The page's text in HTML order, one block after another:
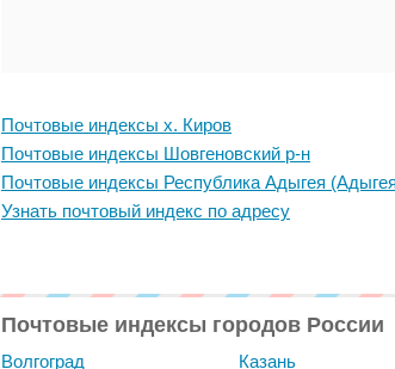
Почтовые индексы х. Киров
Почтовые индексы Шовгеновский р-н
Почтовые индексы Республика Адыгея
Узнать почтовый индекс по адресу
Почтовые индексы городов России
Волгоград Казань